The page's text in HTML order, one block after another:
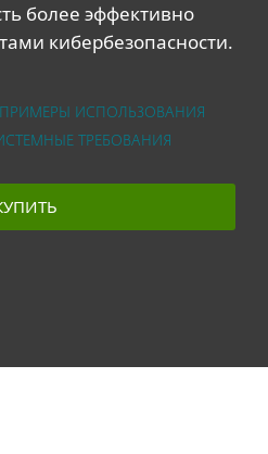
более эффективно
кибербезопасности.
ПРИМЕРЫ ИСПОЛЬЗОВАНИЯ
ТРЕБОВАНИЯ